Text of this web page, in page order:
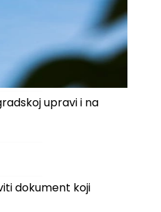
upravi i na
dokument koji